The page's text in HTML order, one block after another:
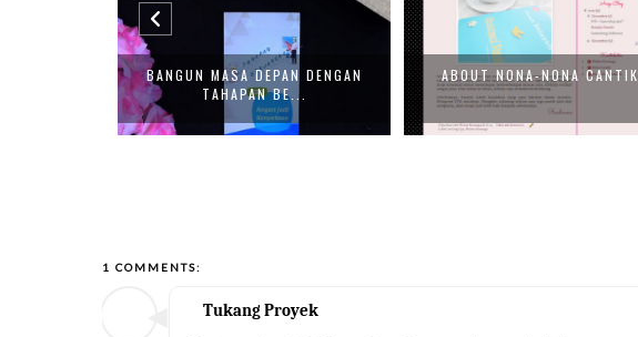
BANGUN MASA DEPAN DENGAN
TAHAPAN BE...
ABOUT NONA-NONA CANTIK
1 COMMENTS:
Tukang Proyek